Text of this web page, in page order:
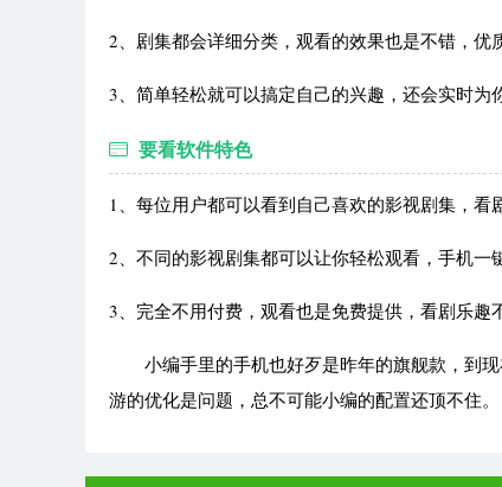
2、剧集都会详细分类，观看的效果也是不错，优
3、简单轻松就可以搞定自己的兴趣，还会实时为
要看软件特色
1、每位用户都可以看到自己喜欢的影视剧集，看
2、不同的影视剧集都可以让你轻松观看，手机一
3、完全不用付费，观看也是免费提供，看剧乐趣
小编手里的手机也好歹是昨年的旗舰款，到现
游的优化是问题，总不可能小编的配置还顶不住。